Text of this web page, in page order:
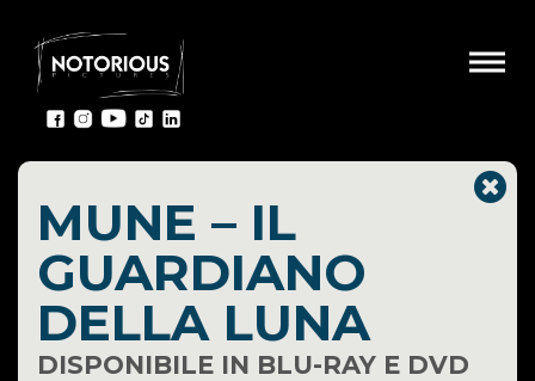
MUNE – IL
GUARDIANO
DELLA LUNA
DISPONIBILE IN BLU-RAY E DVD